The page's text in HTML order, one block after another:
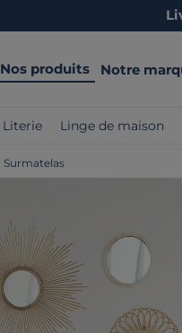
Nos produits Notre
Literie Linge de maison
Surmatelas